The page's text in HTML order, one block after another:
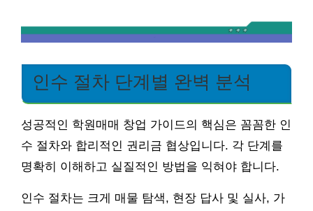
인수 절차 단계별 완벽 분석
성공적인 학원매매 창업 가이드의 핵심은 꼼꼼한 인
수 절차와 합리적인 권리금 협상입니다. 각 단계를
명확히 이해하고 실질적인 방법을 익혀야 합니다.
인수 절차는 크게 매물 탐색, 현장 답사 및 실사, 가